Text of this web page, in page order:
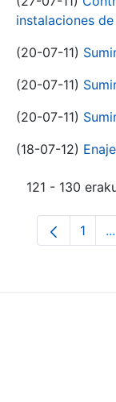
instalaciones
(20-07-11)
(20-07-11)
(20-07-11)
(18-07-12)
121 - 130
1 ...